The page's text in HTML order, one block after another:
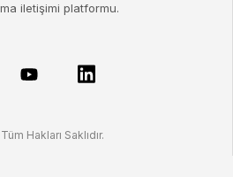
iletişimi platformu.
Hakları Saklıdır.